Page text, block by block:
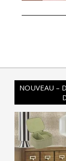
NOUVEAU –